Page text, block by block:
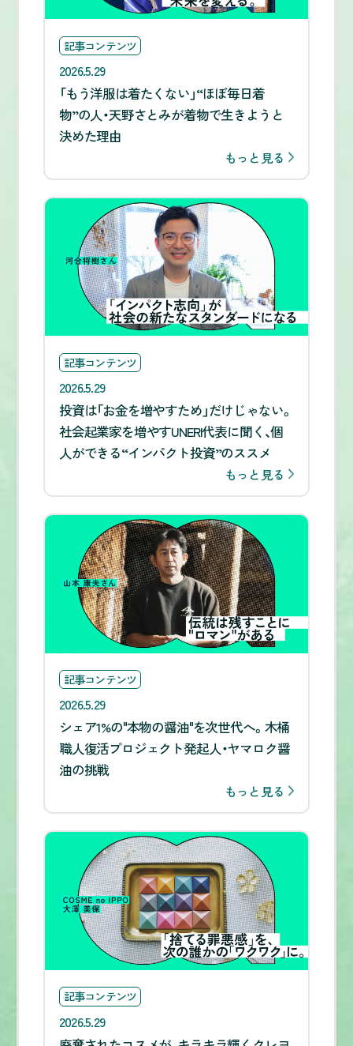
記事コンテンツ
2026.5.29
「もう洋服は着たくない」“ほぼ毎日着
物”の人・天野さとみが着物で生きようと
決めた理由
もっと見る
記事コンテンツ
2026.5.29
投資は「お金を増やすため」だけじゃない。
社会起業家を増やすUNERI代表に聞く、個
人ができる“インパクト投資”のススメ
もっと見る
記事コンテンツ
2026.5.29
シェア1%の"本物の醤油"を次世代へ。木桶
職人復活プロジェクト発起人・ヤマロク醤
油の挑戦
もっと見る
記事コンテンツ
2026.5.29